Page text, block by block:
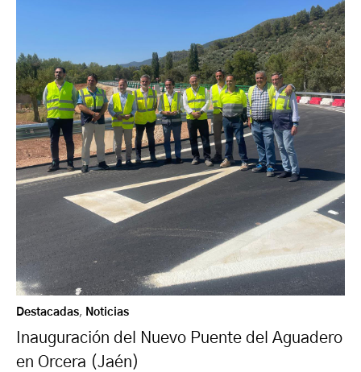
Destacadas, Noticias
Inauguración del Nuevo Puente del Aguadero
en Orcera (Jaén)